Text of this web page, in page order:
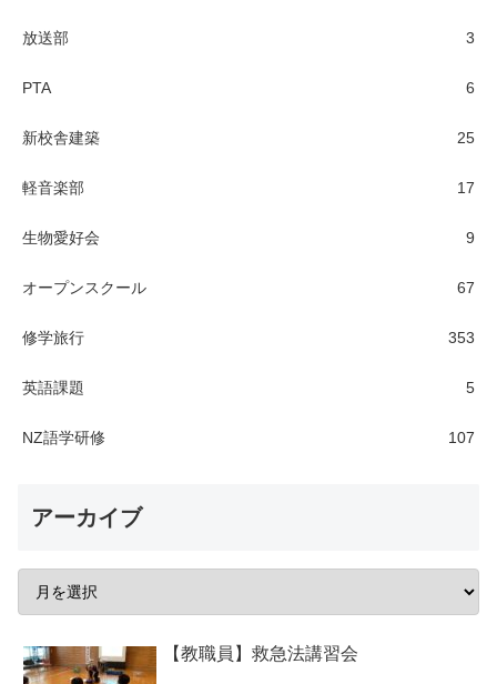
放送部 3
PTA 6
新校舎建築 25
軽音楽部 17
生物愛好会 9
オープンスクール 67
修学旅行 353
英語課題 5
NZ語学研修 107
アーカイブ
【教職員】救急法講習会